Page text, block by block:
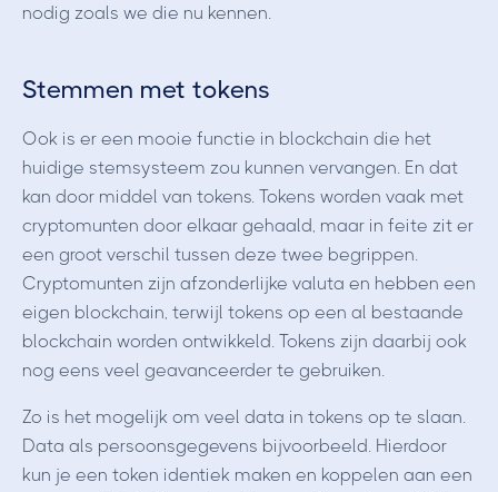
nodig zoals we die nu kennen.
Stemmen met tokens
Ook is er een mooie functie in blockchain die het
huidige stemsysteem zou kunnen vervangen. En dat
kan door middel van tokens. Tokens worden vaak met
cryptomunten door elkaar gehaald, maar in feite zit er
een groot verschil tussen deze twee begrippen.
Cryptomunten zijn afzonderlijke valuta en hebben een
eigen blockchain, terwijl tokens op een al bestaande
blockchain worden ontwikkeld. Tokens zijn daarbij ook
nog eens veel geavanceerder te gebruiken.
Zo is het mogelijk om veel data in tokens op te slaan.
Data als persoonsgegevens bijvoorbeeld. Hierdoor
kun je een token identiek maken en koppelen aan een